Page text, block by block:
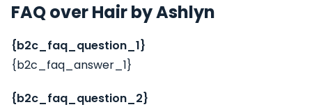
FAQ over Hair by Ashlyn
{b2c_faq_question_1}
{b2c_faq_answer_1}
{b2c_faq_question_2}